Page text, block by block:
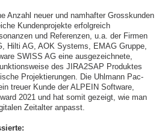
Anzahl neuer und namhafter Grosskunden
Kundenprojekte erfolgreich
und Referenzen, u.a. der Firmen
Hilti AG, AOK Systems, EMAG Gruppe,
SWISS AG eine ausgezeichnete,
des JIRA2SAP Produktes
Projektierungen. Die Uhlmann Pac-
treuer Kunde der ALPEIN Software,
2021 und hat somit gezeigt, wie man
Zeitalter anpasst.